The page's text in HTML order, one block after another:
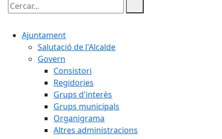
Cercar:
Ajuntament
Salutació de l'Alcalde
Govern
Consistori
Regidories
Grups d'interès
Grups municipals
Organigrama
Altres administracions